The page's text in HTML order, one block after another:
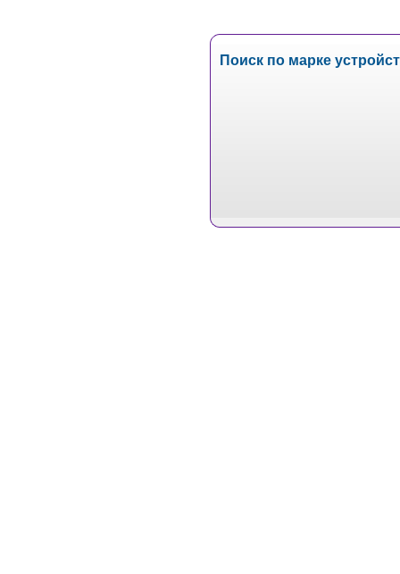
Поиск по марке